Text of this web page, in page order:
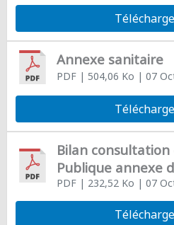
Annexe sanitaire
PDF| 504,06 Ko | 07
Bilan
Publique annexe
PDF| 232,52 Ko | 07